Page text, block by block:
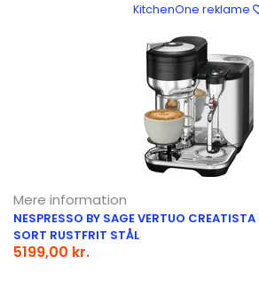
KitchenOne reklame
Mere information
NESPRESSO BY SAGE VERTUO
SORT RUSTFRIT STÅL
5199,00 kr.